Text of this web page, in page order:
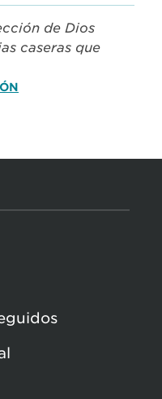
de Dios
caseras que